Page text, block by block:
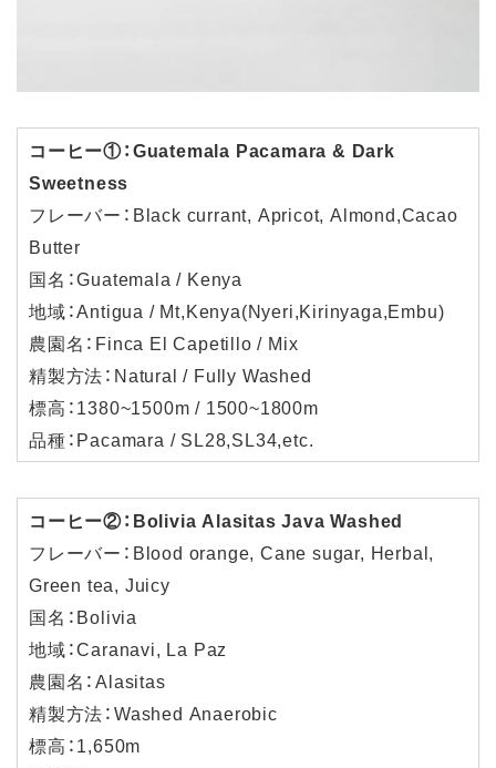
コーヒー①：Guatemala Pacamara & Dark
Sweetness
フレーバー：Black currant, Apricot, Almond,Cacao
Butter
国名：Guatemala / Kenya
地域：Antigua / Mt,Kenya(Nyeri,Kirinyaga,Embu)
農園名：Finca El Capetillo / Mix
精製方法：Natural / Fully Washed
標高：1380~1500m / 1500~1800m
品種：Pacamara / SL28,SL34,etc.
コーヒー②：Bolivia Alasitas Java Washed
フレーバー：Blood orange, Cane sugar, Herbal,
Green tea, Juicy
国名：Bolivia
地域：Caranavi, La Paz
農園名：Alasitas
精製方法：Washed Anaerobic
標高：1,650m